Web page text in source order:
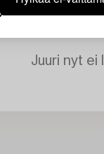
Juuri nyt ei